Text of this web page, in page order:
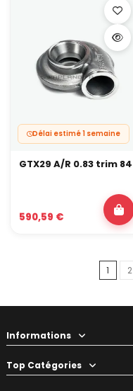
Délai estimé 1 semaine
GTX29 A/R 0.83 trim 84
590,59 €
1 2
Informations
Top Catégories